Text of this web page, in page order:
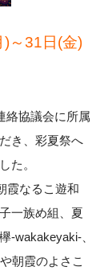
～31日(金)
絡協議会に所属
き、彩夏祭へ
た。
霞なるこ遊和
一族め組、夏
-wakakeyaki-、
朝霞のよさこ